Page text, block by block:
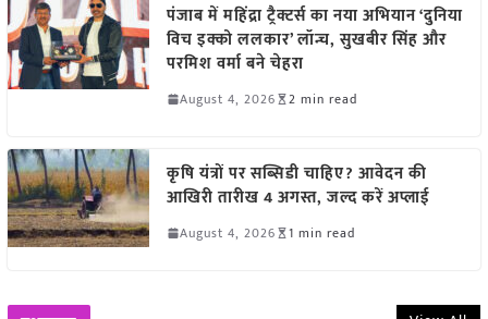
पंजाब में महिंद्रा ट्रैक्टर्स का नया अभियान ‘दुनिया
विच इक्को ललकार’ लॉन्च, सुखबीर सिंह और
परमिश वर्मा बने चेहरा
August 4, 2026 2 min read
कृषि यंत्रों पर सब्सिडी चाहिए? आवेदन की
आखिरी तारीख 4 अगस्त, जल्द करें अप्लाई
August 4, 2026 1 min read